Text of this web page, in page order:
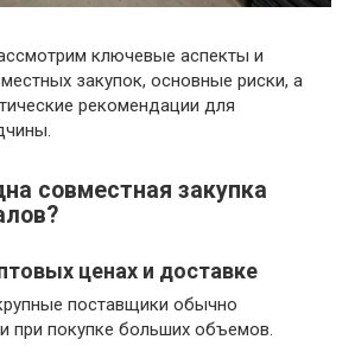
ключевые аспекты и
закупок, основные риски, а
рекомендации для
совместная закупка
ценах и доставке
поставщики обычно
при покупке больших объемов.